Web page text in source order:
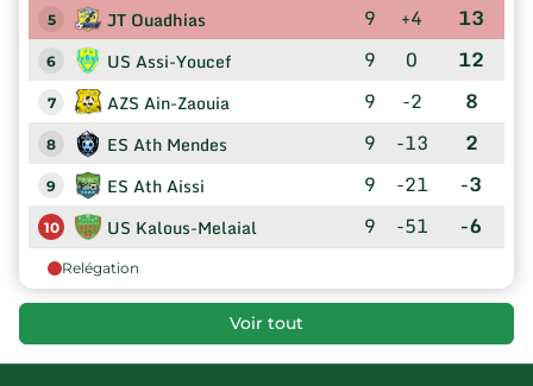
5 JT Ouadhias 9 +4 13
6 US Assi-Youcef 9 0 12
7 AZS Ain-Zaouia 9 -2 8
8 ES Ath Mendes 9 -13 2
9 ES Ath Aissi 9 -21 -3
10 US Kalous-Melaial 9 -51 -6
Relégation
Voir tout